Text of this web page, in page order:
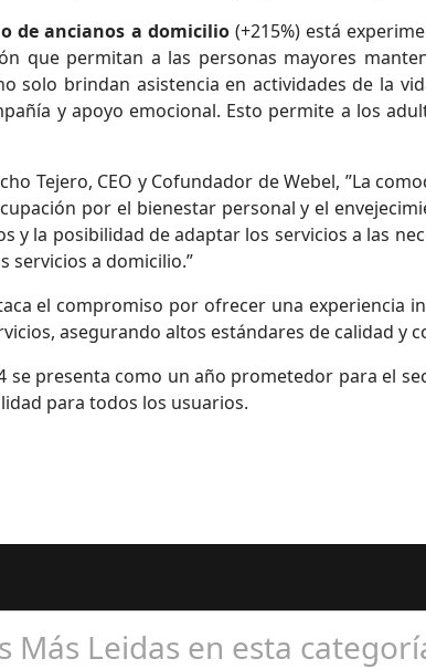
de ancianos a domicilio(+215%) está
que permitan a las personas mayores
solo brindan asistencia en actividades de la
y apoyo emocional. Esto permite a los
Tejero, CEO y Cofundador de Webel, ”La
por el bienestar personal y el
y la posibilidad de adaptar los servicios a las
servicios a domicilio.”
el compromiso por ofrecer una
asegurando altos estándares de calidad y
se presenta como un año prometedor para el
para todos los usuarios.
Más Leidas en esta